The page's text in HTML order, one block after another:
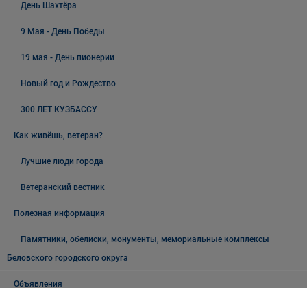
День Шахтёра
9 Мая - День Победы
19 мая - День пионерии
Новый год и Рождество
300 ЛЕТ КУЗБАССУ
Как живёшь, ветеран?
Лучшие люди города
Ветеранский вестник
Полезная информация
Памятники, обелиски, монументы, мемориальные комплексы
Беловского городского округа
Объявления